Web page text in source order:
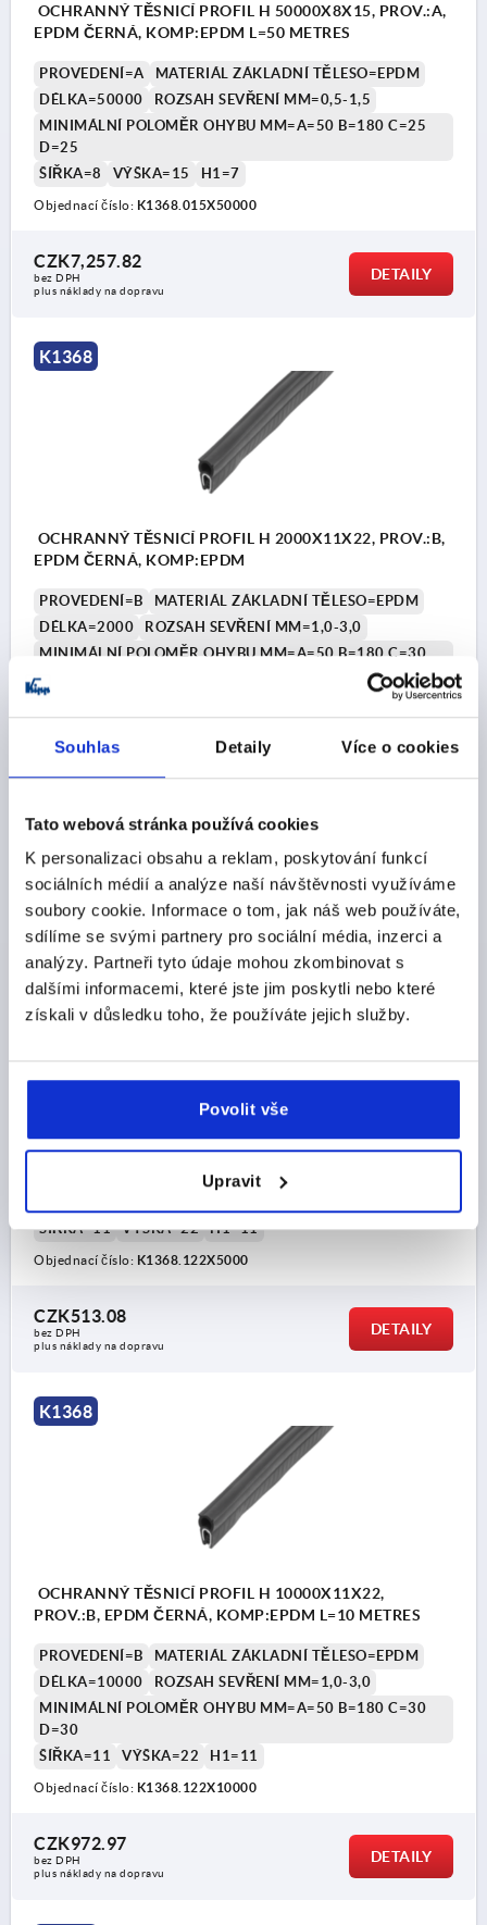
Souhlas Detaily Více o cookies
Tato webová stránka používá cookies
K personalizaci obsahu a reklam, poskytování funkcí
sociálních médií a analýze naší návštěvnosti využíváme
soubory cookie. Informace o tom, jak náš web používáte,
sdílíme se svými partnery pro sociální média, inzerci a
analýzy. Partneři tyto údaje mohou zkombinovat s
dalšími informacemi, které jste jim poskytli nebo které
získali v důsledku toho, že používáte jejich služby.
Povolit vše
Upravit
OCHRANNÝ TĚSNICÍ PROFIL H 50000X8X15, PROV.:A,
EPDM ČERNÁ, KOMP:EPDM L=50 METRES
PROVEDENÍ=A
MATERIÁL ZÁKLADNÍ TĚLESO=EPDM
DÉLKA=50000
ROZSAH SEVŘENÍ MM=0,5-1,5
MINIMÁLNÍ POLOMĚR OHYBU MM=A=50 B=180 C=25
D=25
ŠÍŘKA=8
VÝŠKA=15 H1=7
Objednací číslo: K1368.015X50000
CZK7,257.82
bez DPH
plus náklady na dopravu
DETAILY
K1368
OCHRANNÝ TĚSNICÍ PROFIL H 2000X11X22, PROV.:B,
EPDM ČERNÁ, KOMP:EPDM
PROVEDENÍ=B
MATERIÁL ZÁKLADNÍ TĚLESO=EPDM
DÉLKA=2000
ROZSAH SEVŘENÍ MM=1,0-3,0
MINIMÁLNÍ POLOMĚR OHYBU MM=A=50 B=180 C=30
D=30
ŠÍŘKA=11
plus náklady na dopravu
K1368
OCHRANNÝ TĚSNICÍ PROFIL H 5000X11X22, PROV.:B,
DÉLKA=5000
ROZSAH SEVŘENÍ MM=1,0-3,0
MINIMÁLNÍ POLOMĚR OHYBU MM=A=50 B=180 C=30
ŠÍŘKA=11
VÝŠKA=22 H1=11
Objednací číslo: K1368.122X5000
CZK513.08
bez DPH
plus náklady na dopravu
DETAILY
K1368
OCHRANNÝ TĚSNICÍ PROFIL H 10000X11X22,
PROV.:B, EPDM ČERNÁ, KOMP:EPDM L=10 METRES
PROVEDENÍ=B
MATERIÁL ZÁKLADNÍ TĚLESO=EPDM
DÉLKA=10000
ROZSAH SEVŘENÍ MM=1,0-3,0
MINIMÁLNÍ POLOMĚR OHYBU MM=A=50 B=180 C=30
D=30
ŠÍŘKA=11
VÝŠKA=22 H1=11
Objednací číslo: K1368.122X10000
CZK972.97
bez DPH
plus náklady na dopravu
DETAILY